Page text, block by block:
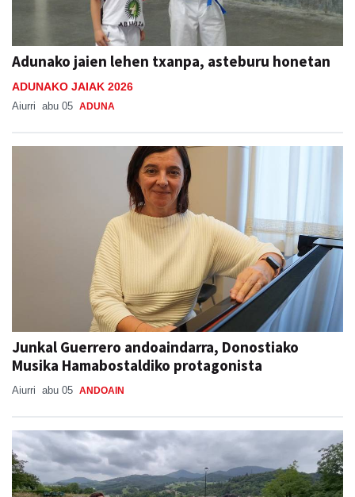
Adunako jaien lehen txanpa, asteburu honetan
ADUNAKO JAIAK 2026
Aiurri abu 05 ADUNA
Junkal Guerrero andoaindarra, Donostiako
Musika Hamabostaldiko protagonista
Aiurri abu 05 ANDOAIN